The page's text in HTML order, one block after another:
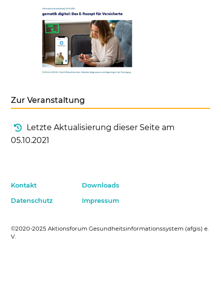
Zur Veranstaltung
Letzte Aktualisierung dieser Seite am
05.10.2021
©2020-2025 Aktionsforum Gesundheitsinformationssystem (afgis) e.
V.
Kontakt Downloads
Datenschutz Impressum